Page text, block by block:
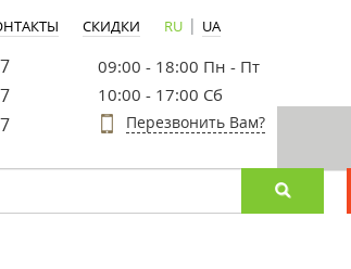
СКИДКИ RU | UA
09:00 - 18:00 Пн - Пт
10:00 - 17:00 Сб
Перезвонить Вам?